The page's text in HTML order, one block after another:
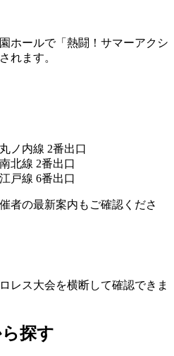
ホールで「熱闘！サマーアクシ
れます。
ノ内線 2番出口
北線 2番出口
戸線 6番出口
者の最新案内もご確認くださ
レス大会を横断して確認できま
探す